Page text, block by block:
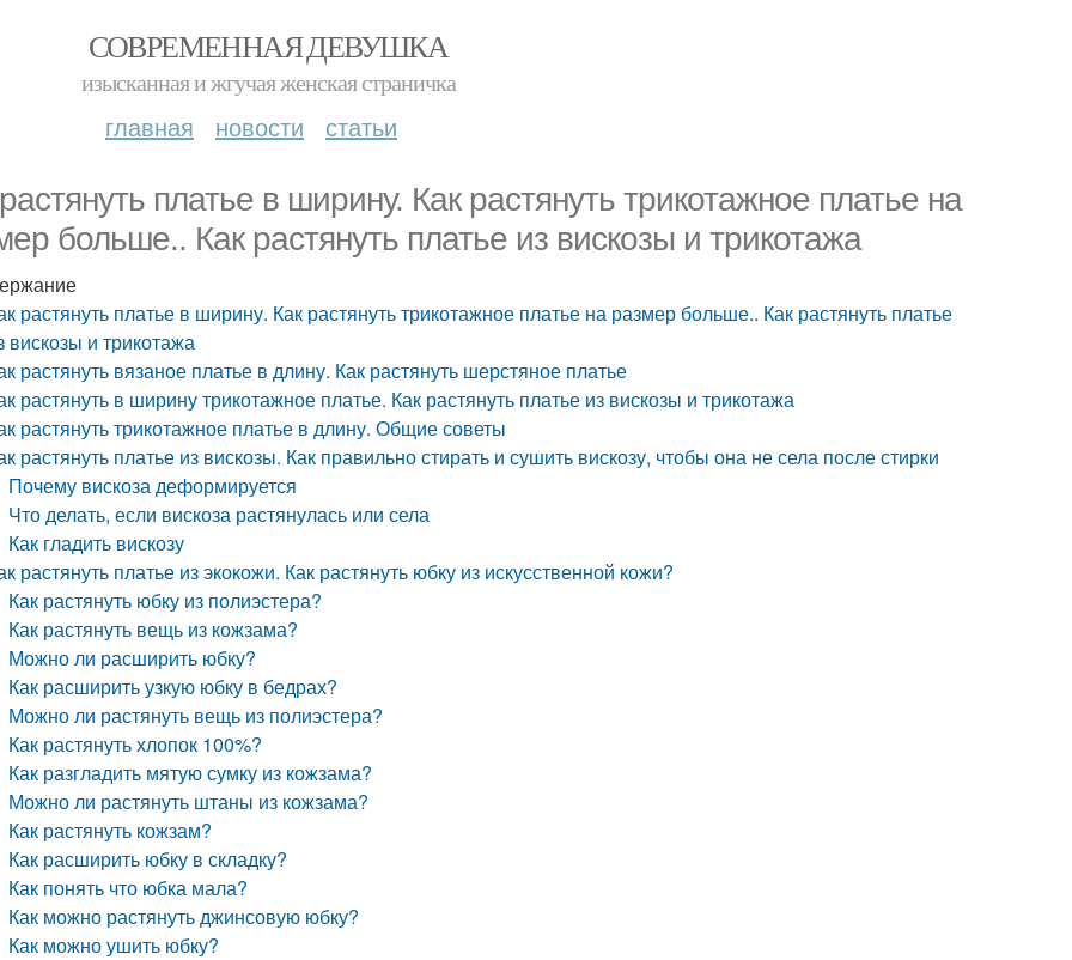
СОВРЕМЕННАЯ ДЕВУШКА
изысканная и жгучая женская страничка
главная новости статьи
платье в ширину. Как растянуть трикотажное платье на
больше.. Как растянуть платье из вискозы и трикотажа
растянуть платье в ширину. Как растянуть трикотажное платье на размер больше.. Как растянуть платье
вискозы и трикотажа
растянуть вязаное платье в длину. Как растянуть шерстяное платье
растянуть в ширину трикотажное платье. Как растянуть платье из вискозы и трикотажа
растянуть трикотажное платье в длину. Общие советы
растянуть платье из вискозы. Как правильно стирать и сушить вискозу, чтобы она не села после стирки
Почему вискоза деформируется
Что делать, если вискоза растянулась или села
Как гладить вискозу
растянуть платье из экокожи. Как растянуть юбку из искусственной кожи?
Как растянуть юбку из полиэстера?
Как растянуть вещь из кожзама?
Можно ли расширить юбку?
Как расширить узкую юбку в бедрах?
Можно ли растянуть вещь из полиэстера?
Как растянуть хлопок 100%?
Как разгладить мятую сумку из кожзама?
Можно ли растянуть штаны из кожзама?
Как растянуть кожзам?
Как расширить юбку в складку?
Как понять что юбка мала?
Как можно растянуть джинсовую юбку?
Как можно ушить юбку?